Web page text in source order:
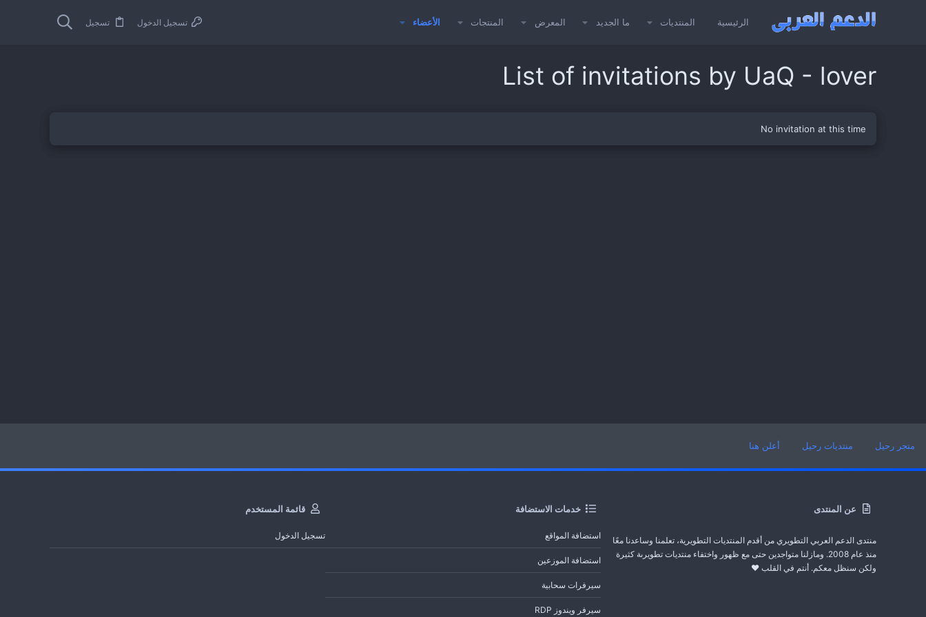
الرئيسية المنتديات ما الجديد المعرض المنتجات الأعضاء تسجيل الدخول تسجيل
List of invitations by UaQ - lover
No invitation at this time
عن المنتدى
منتدى الدعم العربي التطويري من أقدم المنتديات التطويرية، تعلمنا وساعدنا معًا
منذ عام 2008. ومازلنا متواجدين حتى مع ظهور واختفاء منتديات تطويرىة كثيرة
ولكن سنظل معكم. أنتم في القلب ❤️
خدمات الاستضافة
استضافة المواقع
استضافة الموزعين
سيرفرات سحابية
سيرفر ويندوز RDP
قائمة المستخدم
تسجيل الدخول
متجر رحيل منتديات رحيل أعلن هنا